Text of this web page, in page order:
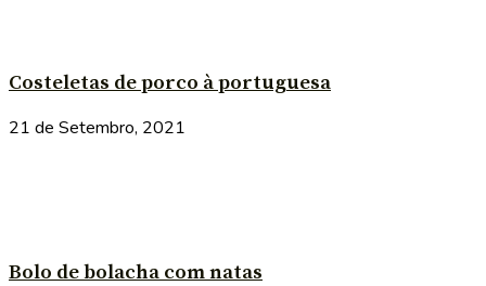
Costeletas de porco à portuguesa
21 de Setembro, 2021
Bolo de bolacha com natas